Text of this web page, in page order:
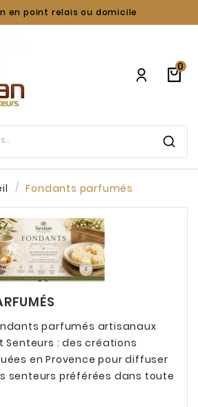
en point relais ou domicile
0
Fondants parfumés
parfumés artisanaux
Senteurs : des créations
en Provence pour diffuser
senteurs préférées dans toute